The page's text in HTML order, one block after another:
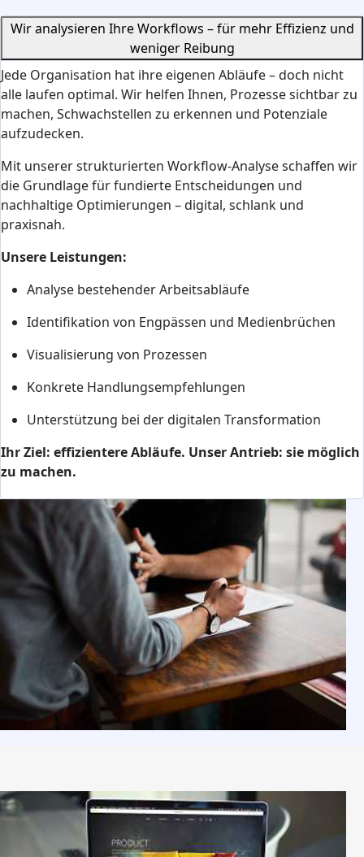
Wir analysieren Ihre Workflows – für mehr Effizienz und
weniger Reibung
Jede Organisation hat ihre eigenen Abläufe – doch nicht
alle laufen optimal. Wir helfen Ihnen, Prozesse sichtbar zu
machen, Schwachstellen zu erkennen und Potenziale
aufzudecken.
Mit unserer strukturierten Workflow-Analyse schaffen wir
die Grundlage für fundierte Entscheidungen und
nachhaltige Optimierungen – digital, schlank und
praxisnah.
Unsere Leistungen:
Analyse bestehender Arbeitsabläufe
Identifikation von Engpässen und Medienbrüchen
Visualisierung von Prozessen
Konkrete Handlungsempfehlungen
Unterstützung bei der digitalen Transformation
Ihr Ziel: effizientere Abläufe. Unser Antrieb: sie möglich
zu machen.